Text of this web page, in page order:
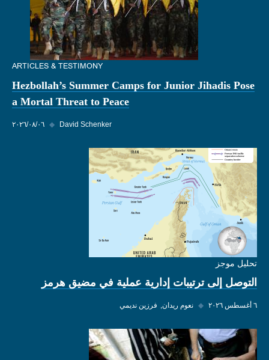
ARTICLES & TESTIMONY
Hezbollah’s Summer Camps for Junior Jihadis Pose
a Mortal Threat to Peace
٠٦‏/٠٨‏/٢٠٢٦ ◆ David Schenker
تحليل موجز
التوصل إلى ترتيبات إدارية عملية في مضيق هرمز
٦ أغسطس ٢٠٢٦ ◆ نعوم ريدان فرزين نديمي